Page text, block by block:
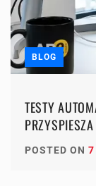
BLOG
TESTY
POSTED ON 7